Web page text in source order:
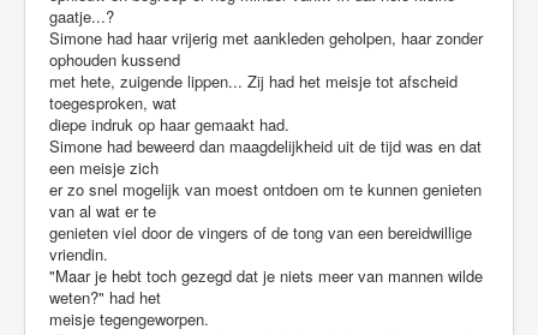
gaatje...?
Simone had haar vrijerig met aankleden geholpen, haar zonder
ophouden kussend
met hete, zuigende lippen... Zij had het meisje tot afscheid
toegesproken, wat
diepe indruk op haar gemaakt had.
Simone had beweerd dan maagdelijkheid uit de tijd was en dat
een meisje zich
er zo snel mogelijk van moest ontdoen om te kunnen genieten
van al wat er te
genieten viel door de vingers of de tong van een bereidwillige
vriendin.
"Maar je hebt toch gezegd dat je niets meer van mannen wilde
weten?" had het
meisje tegengeworpen.